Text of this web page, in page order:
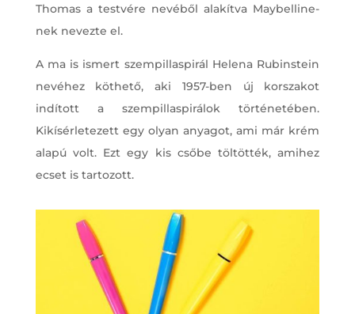
Thomas a testvére nevéből alakítva Maybelline-
nek nevezte el.
A ma is ismert szempillaspirál Helena Rubinstein
nevéhez köthető, aki 1957-ben új korszakot
indított a szempillaspirálok történetében.
Kikísérletezett egy olyan anyagot, ami már krém
alapú volt. Ezt egy kis csőbe töltötték, amihez
ecset is tartozott.